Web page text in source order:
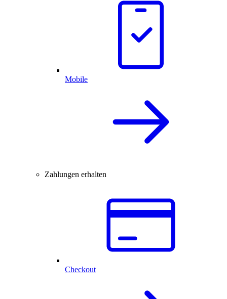
Mobile
Zahlungen erhalten
Checkout